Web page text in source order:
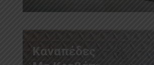
Καναπέδες